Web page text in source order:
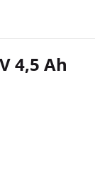
4,5 Ah